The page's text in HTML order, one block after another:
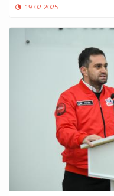
19-02-2025